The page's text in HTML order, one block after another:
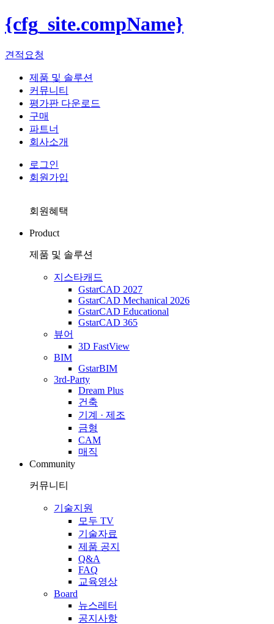
{cfg_site.compName}
견적요청
제품 및 솔루션
커뮤니티
평가판 다운로드
구매
파트너
회사소개
로그인
회원가입
회원혜택
Product
제품 및 솔루션
지스타캐드
GstarCAD 2027
GstarCAD Mechanical 2026
GstarCAD Educational
GstarCAD 365
뷰어
3D FastView
BIM
GstarBIM
3rd-Party
Dream Plus
건축
기계 · 제조
금형
CAM
매직
Community
커뮤니티
기술지원
모두 TV
기술자료
제품 공지
Q&A
FAQ
교육영상
Board
뉴스레터
공지사항